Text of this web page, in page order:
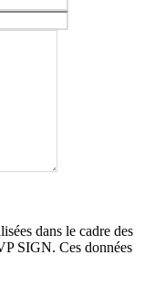
dans le cadre des
SIGN. Ces données